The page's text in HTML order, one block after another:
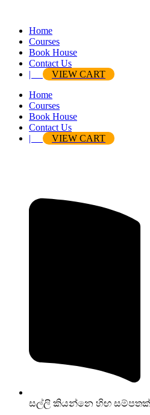
Home
Courses
Book House
Contact Us
|
VIEW CART
Home
Courses
Book House
Contact Us
|
VIEW CART
සල්ලි කියන්නෙ හිඟ